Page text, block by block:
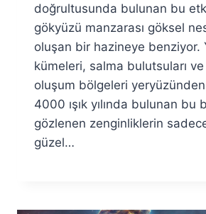
Özyar
doğrultusunda bulunan bu
gökyüzü manzarası göksel
oluşan bir hazineye benziyor.
kümeleri, salma bulutsuları ve
oluşum bölgeleri yeryüzünden
4000 ışık yılında bulunan bu
gözlenen zenginliklerin
güzel…